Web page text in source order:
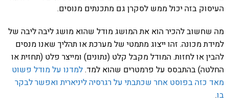
העיסוק בזה יכול ממש לסקרן גם מתכנתים מנוסים.
מה שחשוב להכיר הוא את המושג מודל שהוא מושג ליבה ליבה של
למידת מכונה. זהו ייצוג מתמטי של מערכת או תהליך שאנו מנסים
להבין או לחזות. המודל מקבל קלט (נתונים) ומייצר פלט (תחזית או
החלטה) בהתבסס על פרמטרים שהוא למד.למדנו על מודל פשוט
מאד כזה בפוסט אחר שכתבתי על רגרסיה ליניארית ואפשר לבקר
בו.